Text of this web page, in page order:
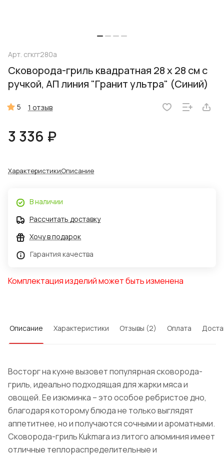
Арт. сгкгг280а
Сковорода-гриль квадратная 28 x 28 см с
ручкой, АП линия "Гранит ультра" (Синий)
5 1 отзыв
3 336 ₽
ХарактеристикиОписание
В наличии
Рассчитать доставку
Хочу в подарок
Гарантия качества
Комплектация изделий может быть изменена
Описание Характеристики Отзывы (2) Оплата
Восторг на кухне вызовет популярная сковорода-
гриль, идеально подходящая для жарки мяса и
овощей. Ее изюминка – это особое ребристое дно,
благодаря которому блюда не только выглядят
аппетитнее, но и получаются сочными и ароматными.
Сковорода-гриль Kukmara из литого алюминия имеет
отличные теплораспределительные и